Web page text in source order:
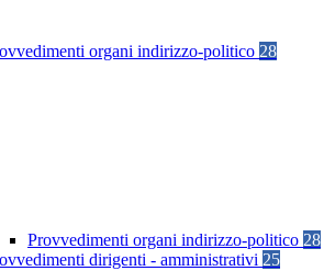
organi indirizzo-politico 28
Provvedimenti organi indirizzo-politico 28
dirigenti - amministrativi 25